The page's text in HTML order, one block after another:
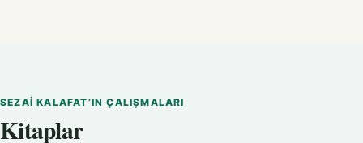
SEZAI KALAFAT’IN ÇALIŞMALARI
Kitaplar